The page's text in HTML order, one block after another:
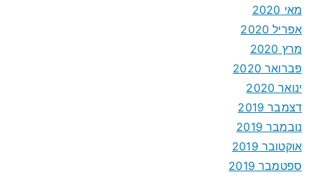
מאי 2020
אפריל 2020
מרץ 2020
פברואר 2020
ינואר 2020
דצמבר 2019
נובמבר 2019
אוקטובר 2019
ספטמבר 2019